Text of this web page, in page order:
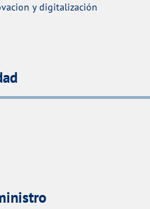
y digitalización